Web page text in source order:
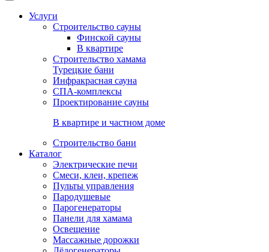
Услуги
Строительство сауны
Финской сауны
В квартире
Строительство хамама
Турецкие бани
Инфракрасная сауна
СПА-комплексы
Проектирование сауны
В квартире и частном доме
Строительство бани
Каталог
Электрические печи
Смеси, клеи, крепеж
Пульты управления
Пародушевые
Парогенераторы
Панели для хамама
Освещение
Массажные дорожки